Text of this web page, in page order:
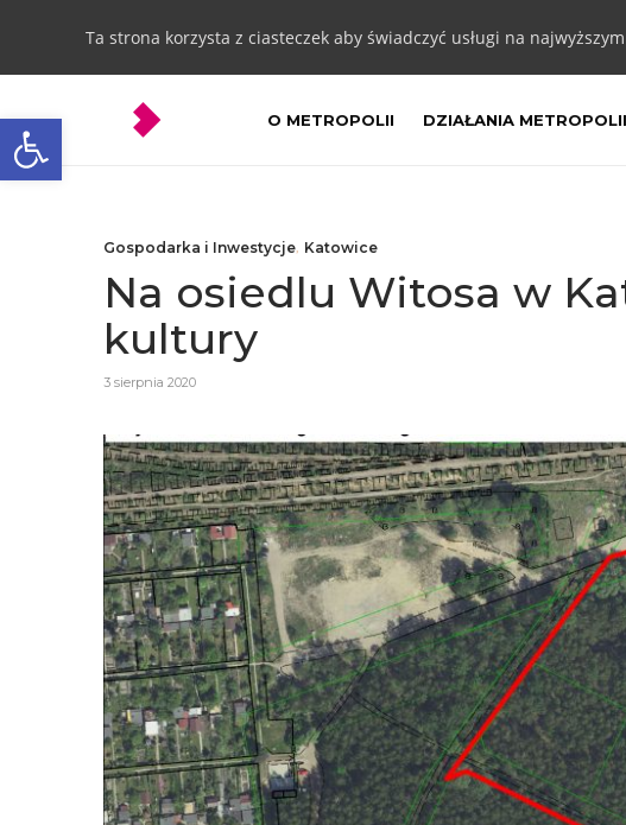
Otwórz pasek narzędzi
Ta strona korzysta z ciasteczek aby świadczyć usługi na
O METROPOLII DZIAŁANIA METROPOLII
Gospodarka i Inwestycje, Katowice
Na osiedlu Witosa w
kultury
3 sierpnia 2020